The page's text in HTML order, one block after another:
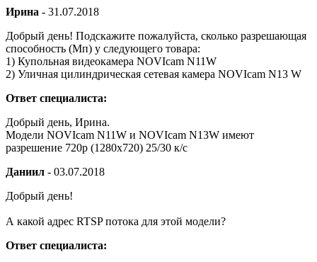
Ирина - 31.07.2018
Добрый день! Подскажите пожалуйста, сколько разрешающая
способность (Мп) у следующего товара:
1) Купольная видеокамера NOVIcam N11W
2) Уличная цилиндрическая сетевая камера NOVIcam N13 W
Ответ специалиста:
Добрый день, Ирина.
Модели NOVIcam N11W и NOVIcam N13W имеют
разрешение 720p (1280x720) 25/30 к/с
Даниил - 03.07.2018
Добрый день!
А какой адрес RTSP потока для этой модели?
Ответ специалиста: